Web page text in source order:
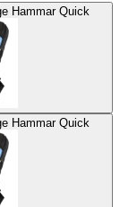
Hammar Quick
Hammar Quick